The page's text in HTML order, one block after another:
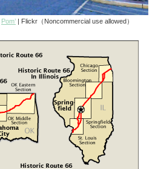
Pom’ | Flickr（Noncommercial use allowed）